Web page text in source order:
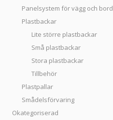
Panelsystem för vägg och bord
Plastbackar
Lite större plastbackar
Små plastbackar
Stora plastbackar
Tillbehör
Plastpallar
Smådelsförvaring
Okategoriserad